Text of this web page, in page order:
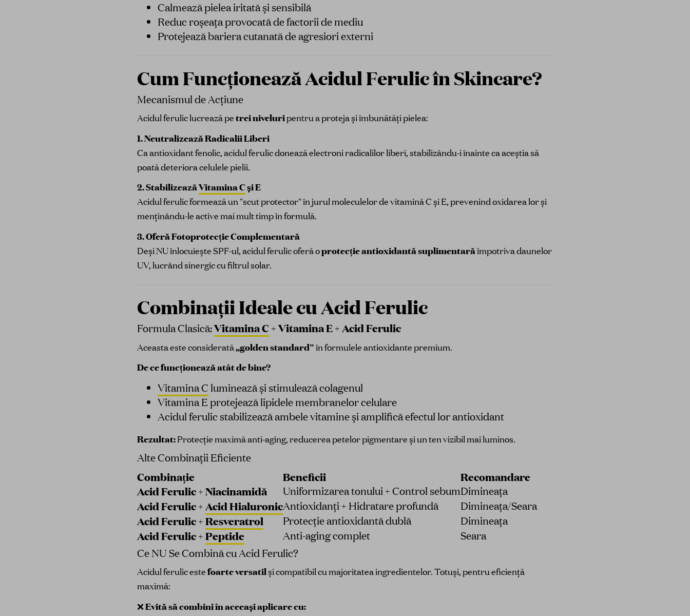
Calmează pielea iritată și sensibilă
Reduc roșeața provocată de factorii de mediu
Protejează bariera cutanată de agresiori externi
Cum Funcționează Acidul Ferulic în Skincare?
Mecanismul de Acțiune
Acidul ferulic lucrează petrei niveluripentru a proteja și îmbunătăți pielea:
1. Neutralizează Radicalii Liberi
Ca antioxidant fenolic, acidul ferulic donează electroni radicalilor liberi, stabilizându-i înainte ca aceștia să
poată deteriora celulele pielii.
2. StabilizeazăVitamina Cși E
Acidul ferulic formează un "scut protector" în jurul moleculelor de vitamină C și E, prevenind oxidarea lor și
menținându-le active mai mult timp în formulă.
3. Oferă Fotoprotecție Complementară
Deși NU înlocuiește SPF-ul, acidul ferulic oferă oprotecție antioxidantă suplimentarăîmpotriva daunelor
UV, lucrând sinergic cu filtrul solar.
Combinații Ideale cu Acid Ferulic
Formula Clasică:Vitamina C + Vitamina E + Acid Ferulic
Aceasta este considerată„golden standard"în formulele antioxidante premium.
De ce funcționează atât de bine?
Vitamina C luminează și stimulează colagenul
Vitamina E protejează lipidele membranelor celulare
Acidul ferulic stabilizează ambele vitamine și amplifică efectul lor antioxidant
Rezultat:Protecție maximă anti-aging, reducerea petelor pigmentare și un ten vizibil mai luminos.
Alte Combinații Eficiente
Combinație Beneficii
Recomandare
Acid Ferulic + Niacinamidă
Uniformizarea tonului + Control sebumDimineața
Acid Ferulic + Acid HialuronicAntioxidanți + Hidratare profundă Dimineața/Seara
Acid Ferulic +Resveratrol Protecție antioxidantă dublă Dimineața
Acid Ferulic +Peptide Anti-aging complet
Seara
Ce NU Se Combină cu Acid Ferulic?
Acidul ferulic estefoarte versatilși compatibil cu majoritatea ingredientelor. Totuși, pentru eficiență
maximă:
❌Evită să combini în aceeași aplicare cu: